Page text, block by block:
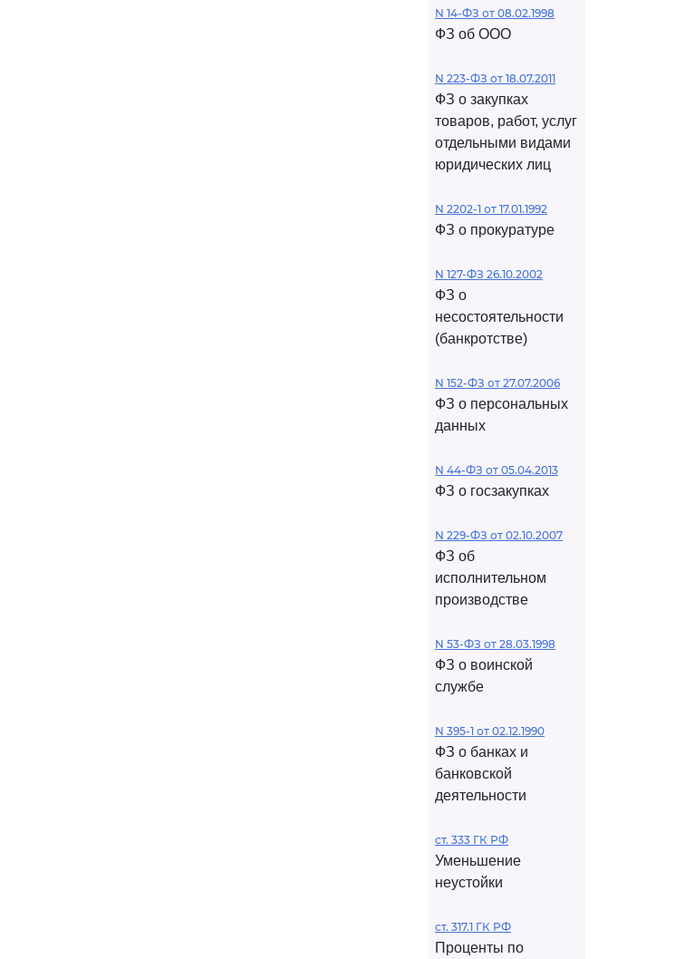
N 14-ФЗ от 08.02.1998
ФЗ об ООО
N 223-ФЗ от 18.07.2011
ФЗ о закупках
товаров, работ, услуг
отдельными видами
юридических лиц
N 2202-1 от 17.01.1992
ФЗ о прокуратуре
N 127-ФЗ 26.10.2002
ФЗ о
несостоятельности
(банкротстве)
N 152-ФЗ от 27.07.2006
ФЗ о персональных
данных
N 44-ФЗ от 05.04.2013
ФЗ о госзакупках
N 229-ФЗ от 02.10.2007
ФЗ об
исполнительном
производстве
N 53-ФЗ от 28.03.1998
ФЗ о воинской
службе
N 395-1 от 02.12.1990
ФЗ о банках и
банковской
деятельности
ст. 333 ГК РФ
Уменьшение
неустойки
ст. 317.1 ГК РФ
Проценты по